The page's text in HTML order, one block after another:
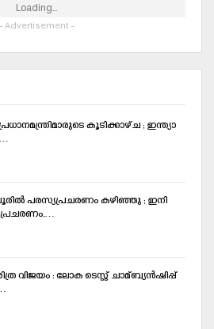
Loading...
- Advertisement -
കൂടിക്കാഴ്ച ; ഇന്ത്യാ
പരസ്യപ്രചരണം കഴിഞ്ഞു ; ഇനി
പ്രചരണം,…
വിജയം : ലോക ടെസ്റ്റ് ചാമ്ബ്യൻഷിപ്പ്